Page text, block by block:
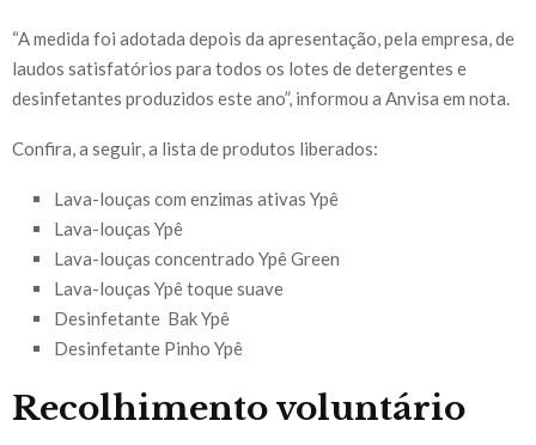
“A medida foi adotada depois da apresentação, pela empresa, de
laudos satisfatórios para todos os lotes de detergentes e
desinfetantes produzidos este ano”, informou a Anvisa em nota.
Confira, a seguir, a lista de produtos liberados:
Lava-louças com enzimas ativas Ypê
Lava-louças Ypê
Lava-louças concentrado Ypê Green
Lava-louças Ypê toque suave
Desinfetante Bak Ypê
Desinfetante Pinho Ypê
Recolhimento voluntário